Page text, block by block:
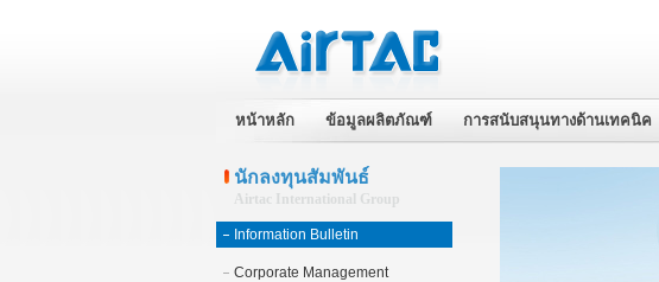
หน้าหลัก ข้อมูลผลิตภัณฑ์ การสนับสนุนทางด้านเทคนิค
นักลงทุนสัมพันธ์
Airtac International Group
Information Bulletin
Corporate Management